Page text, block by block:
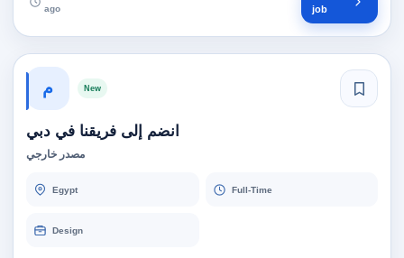
ago
job
م New
انضم إلى فريقنا في دبي
مصدر خارجي
Egypt Full-Time
Design